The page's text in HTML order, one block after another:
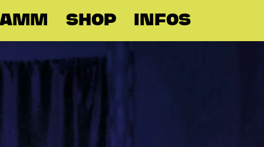
SHOP INFOS